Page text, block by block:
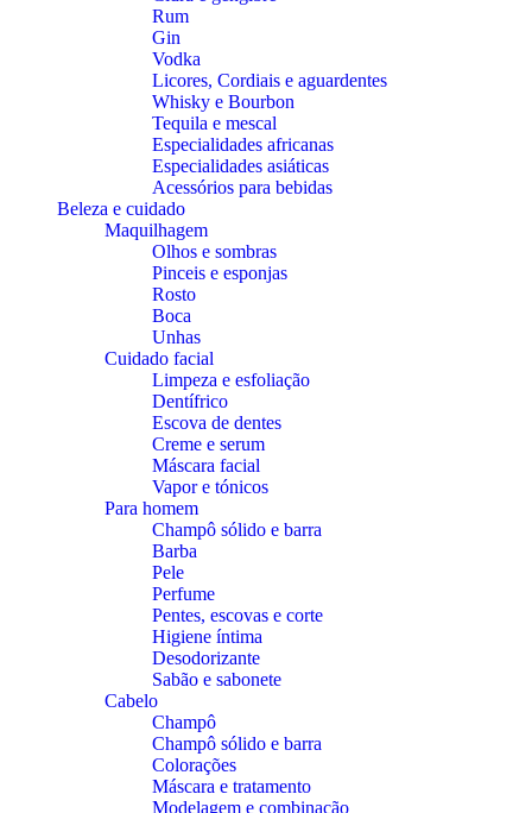
Rum
Gin
Vodka
Licores, Cordiais e aguardentes
Whisky e Bourbon
Tequila e mescal
Especialidades africanas
Especialidades asiáticas
Acessórios para bebidas
Beleza e cuidado
Maquilhagem
Olhos e sombras
Pinceis e esponjas
Rosto
Boca
Unhas
Cuidado facial
Limpeza e esfoliação
Dentífrico
Escova de dentes
Creme e serum
Máscara facial
Vapor e tónicos
Para homem
Champô sólido e barra
Barba
Pele
Perfume
Pentes, escovas e corte
Higiene íntima
Desodorizante
Sabão e sabonete
Cabelo
Champô
Champô sólido e barra
Colorações
Máscara e tratamento
Modelagem e combinação